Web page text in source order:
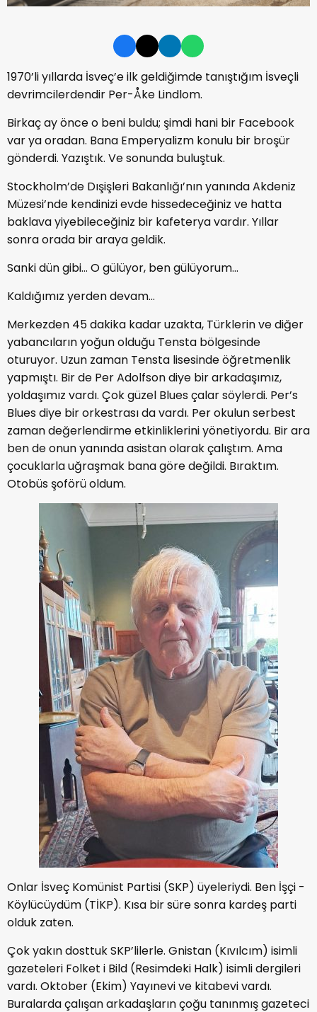
1970’li yıllarda İsveç’e ilk geldiğimde tanıştığım İsveçli
devrimcilerdendir Per-Åke Lindlom.
Birkaç ay önce o beni buldu; şimdi hani bir Facebook
var ya oradan. Bana Emperyalizm konulu bir broşür
gönderdi. Yazıştık. Ve sonunda buluştuk.
Stockholm’de Dışişleri Bakanlığı’nın yanında Akdeniz
Müzesi’nde kendinizi evde hissedeceğiniz ve hatta
baklava yiyebileceğiniz bir kafeterya vardır. Yıllar
sonra orada bir araya geldik.
Sanki dün gibi... O gülüyor, ben gülüyorum...
Kaldığımız yerden devam...
Merkezden 45 dakika kadar uzakta, Türklerin ve diğer
yabancıların yoğun olduğu Tensta bölgesinde
oturuyor. Uzun zaman Tensta lisesinde öğretmenlik
yapmıştı. Bir de Per Adolfson diye bir arkadaşımız,
yoldaşımız vardı. Çok güzel Blues çalar söylerdi. Per’s
Blues diye bir orkestrası da vardı. Per okulun serbest
zaman değerlendirme etkinliklerini yönetiyordu. Bir ara
ben de onun yanında asistan olarak çalıştım. Ama
çocuklarla uğraşmak bana göre değildi. Bıraktım.
Otobüs şoförü oldum.
Onlar İsveç Komünist Partisi (SKP) üyeleriydi. Ben İşçi -
Köylücüydüm (TİKP). Kısa bir süre sonra kardeş parti
olduk zaten.
Çok yakın dosttuk SKP’lilerle. Gnistan (Kıvılcım) isimli
gazeteleri Folket i Bild (Resimdeki Halk) isimli dergileri
vardı. Oktober (Ekim) Yayınevi ve kitabevi vardı.
Buralarda çalışan arkadaşların çoğu tanınmış gazeteci